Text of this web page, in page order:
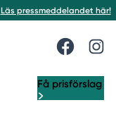
Läs pressmeddelandet här!
Få prisförslag